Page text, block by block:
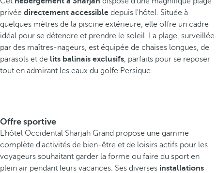
privée directement accessible depuis l'hôtel. Située à
quelques mètres de la piscine extérieure, elle offre un cadre
idéal pour se détendre et prendre le soleil. La plage, surveillée
par des maîtres-nageurs, est équipée de chaises longues, de
parasols et de lits balinais exclusifs, parfaits pour se reposer
tout en admirant les eaux du golfe Persique.
Offre sportive
L'hôtel Occidental Sharjah Grand propose une gamme
complète d'activités de bien-être et de loisirs actifs pour les
voyageurs souhaitant garder la forme ou faire du sport en
plein air pendant leurs vacances. Ses diverses installations